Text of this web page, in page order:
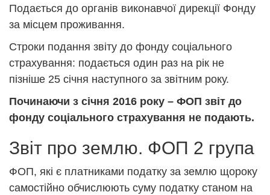
Подається до органів виконавчої дирекції Фонду
за місцем проживання.
Строки подання звіту до фонду соціального
страхування: подається один раз на рік не
пізніше 25 січня наступного за звітним року.
Починаючи з січня 2016 року – ФОП звіт до
фонду соціального страхування не подають.
Звіт про землю. ФОП 2 група
ФОП, які є платниками податку за землю щороку
самостійно обчислюють суму податку станом на